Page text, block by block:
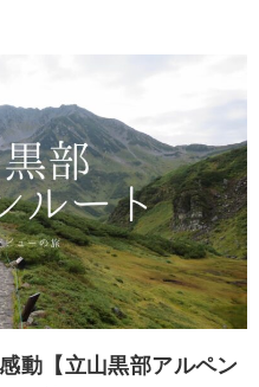
動【立山黒部アルペン